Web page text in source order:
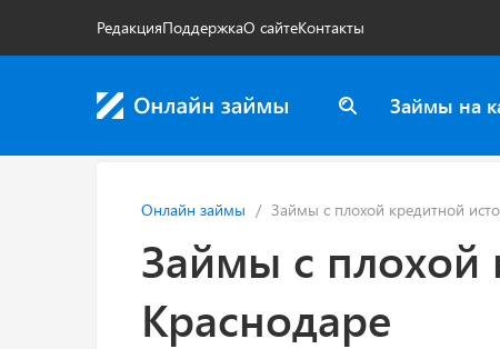
РедакцияПоддержкаО сайтеКонтакты
Займы на
Онлайн займы Займы с плохой кредитной
Займы с плохой
Краснодаре